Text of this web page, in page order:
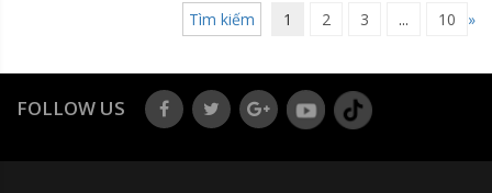
Tìm kiếm 1 2 3 ... 10 »
FOLLOW US